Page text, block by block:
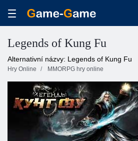
Legends of Kung Fu
Alternativní názvy: Legends of Kung Fu
Hry Online MMORPG hry online